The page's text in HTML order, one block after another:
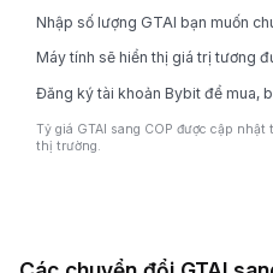
Nhập số lượng GTAI bạn muốn
Máy tính sẽ hiển thị giá trị tương
Đăng ký tài khoản Bybit để mua,
Tỷ giá GTAI sang COP được cập
thị trường.